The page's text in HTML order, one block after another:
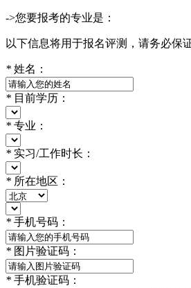
->您要报考的专业是：
以下信息将用于报名评测，请务必保
* 姓名：
* 目前学历：
* 专业：
* 实习/工作时长：
* 所在地区：
* 手机号码：
* 图片验证码：
* 手机验证码：